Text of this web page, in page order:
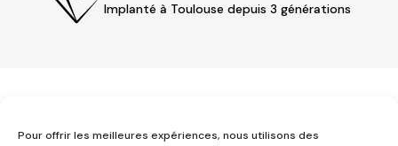
Pour offrir les meilleures expériences, nous utilisons des
Implanté à Toulouse depuis 3 générations